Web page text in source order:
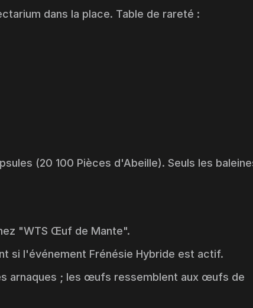
dans la place. Table de rareté :
(20 100 Pièces d'Abeille). Seuls les
"WTS Œuf de Mante".
si l'événement Frénésie Hybride est actif.
arnaques ; les œufs ressemblent aux œufs de